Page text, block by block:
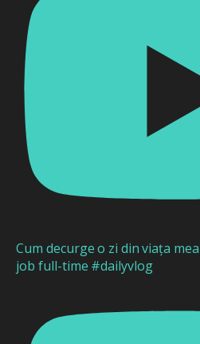
Cum decurge o zi din viața
job full-time #dailyvlog